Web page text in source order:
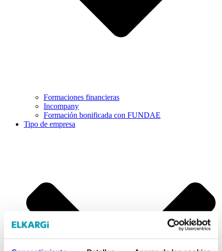
Formaciones financieras
Incompany
Formación bonificada con FUNDAE
Tipo de empresa